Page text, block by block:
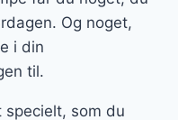
Og noget,
i din
til.
specielt, som du